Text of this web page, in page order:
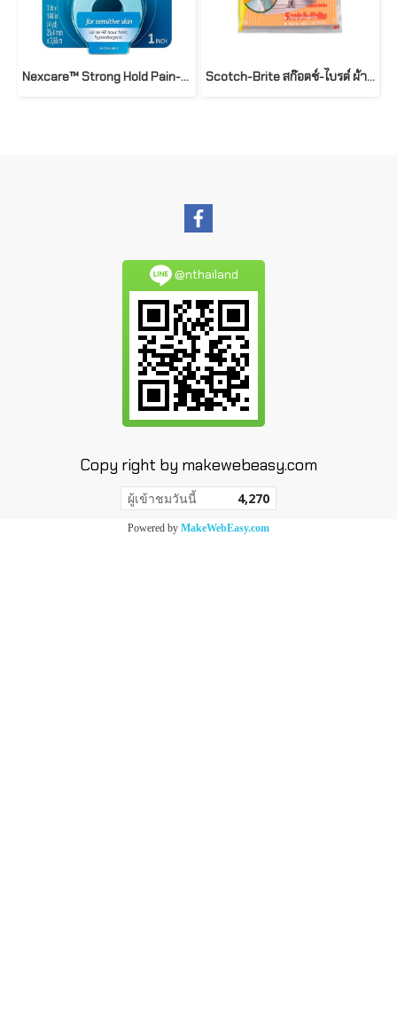
Nexcare™ Strong Hold Pain-Free Removal Tape 1 in x 4 yd สำหรับผิวบอบบาง Scotch-Brite สก๊อตช์-ไบรต์ ผ้าฟองน้ำอเนกประสงค์ 2 ชิ้น ยี่ห้อ 3M
@nthailand
Copy right by makewebeasy.com
ผู้เข้าชมวันนี้ 4,270
Powered by MakeWebEasy.com